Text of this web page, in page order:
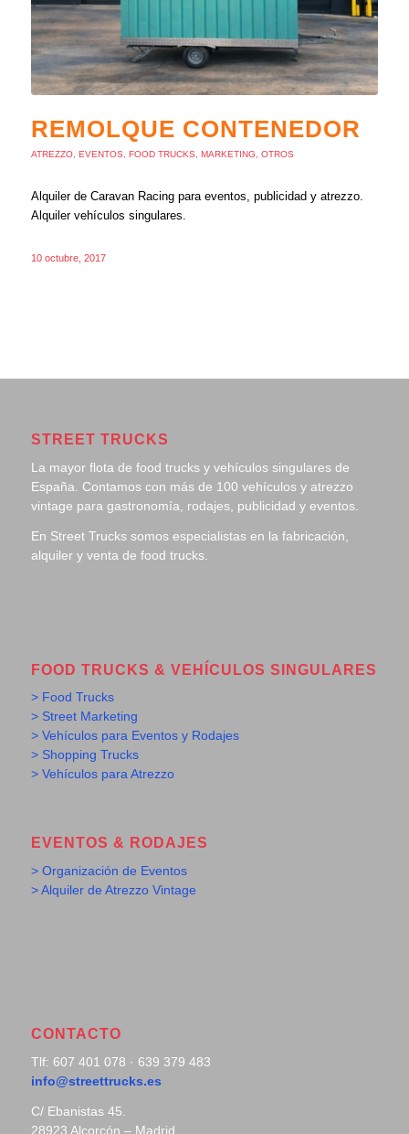
REMOLQUE CONTENEDOR
ATREZZO, EVENTOS FOOD TRUCKS MARKETING OTROS
Alquiler de Caravan Racing para eventos, publicidad y atrezzo.
Alquiler vehículos singulares.
10 octubre, 2017
STREET TRUCKS
La mayor flota de food trucks y vehículos singulares de
España. Contamos con más de 100 vehículos y atrezzo
vintage para gastronomía, rodajes, publicidad y eventos.
En Street Trucks somos especialistas en la fabricación,
alquiler y venta de food trucks.
FOOD TRUCKS & VEHÍCULOS SINGULARES
> Food Trucks
> Street Marketing
> Vehículos para Eventos y Rodajes
> Shopping Trucks
> Vehículos para Atrezzo
EVENTOS & RODAJES
> Organización de Eventos
> Alquiler de Atrezzo Vintage
CONTACTO
Tlf: 607 401 078 · 639 379 483
info@streettrucks.es
C/ Ebanistas 45.
28923 Alcorcón – Madrid.